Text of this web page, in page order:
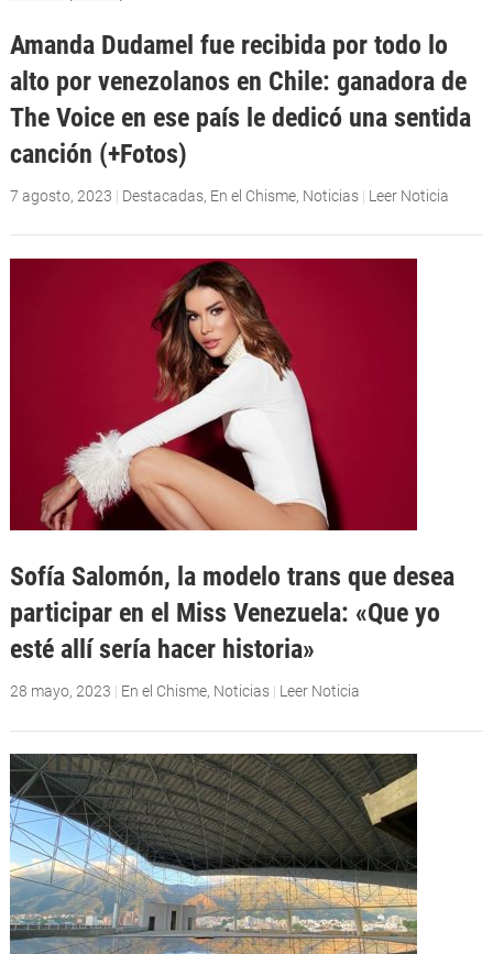
Amanda Dudamel fue recibida por todo lo
alto por venezolanos en Chile: ganadora de
The Voice en ese país le dedicó una sentida
canción (+Fotos)
7 agosto, 2023 | Destacadas, En el Chisme, Noticias | Leer Noticia
Sofía Salomón, la modelo trans que desea
participar en el Miss Venezuela: «Que yo
esté allí sería hacer historia»
28 mayo, 2023 | En el Chisme, Noticias | Leer Noticia